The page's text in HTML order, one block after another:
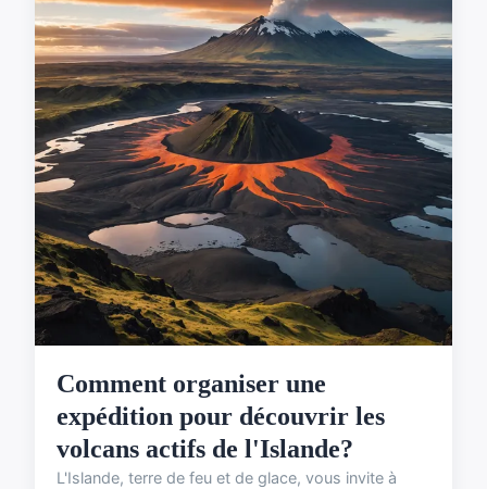
Comment organiser une
expédition pour découvrir les
volcans actifs de l'Islande?
L'Islande, terre de feu et de glace, vous invite à